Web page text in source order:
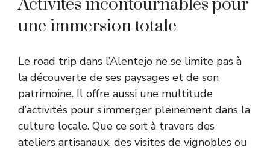
Activités incontournables pour
une immersion totale
Le road trip dans l’Alentejo ne se limite pas à
la découverte de ses paysages et de son
patrimoine. Il offre aussi une multitude
d’activités pour s’immerger pleinement dans la
culture locale. Que ce soit à travers des
ateliers artisanaux, des visites de vignobles ou